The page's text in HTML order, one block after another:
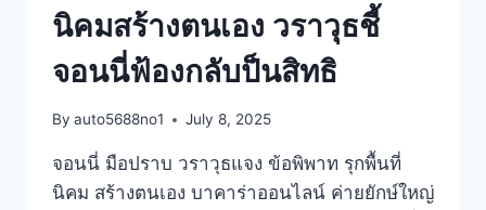
นิคมสร้างตนเอง วราวุธชี้
จอนนี่ฟ้องกลับป็นสิทธิ
By auto5688no1 July 8, 2025
จอนนี่ มือปราบ วราวุธแจง ข้อพิพาท รุกพื้นที่
นิคม สร้างตนเอง บาคาร่าออนไลน์ ค่ายยักษ์ใหญ่